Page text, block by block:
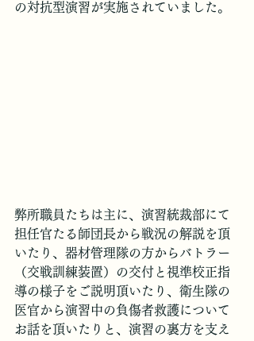
の対抗型演習が実施されていました。
弊所職員たちは主に、演習統裁部にて
担任官たる師団長から戦況の解説を頂
いたり、器材管理隊の方からバトラー
（交戦訓練装置）の交付と視準校正指
導の様子をご説明頂いたり、衛生隊の
医官から演習中の負傷者救護について
お話を頂いたりと、演習の裏方を支え